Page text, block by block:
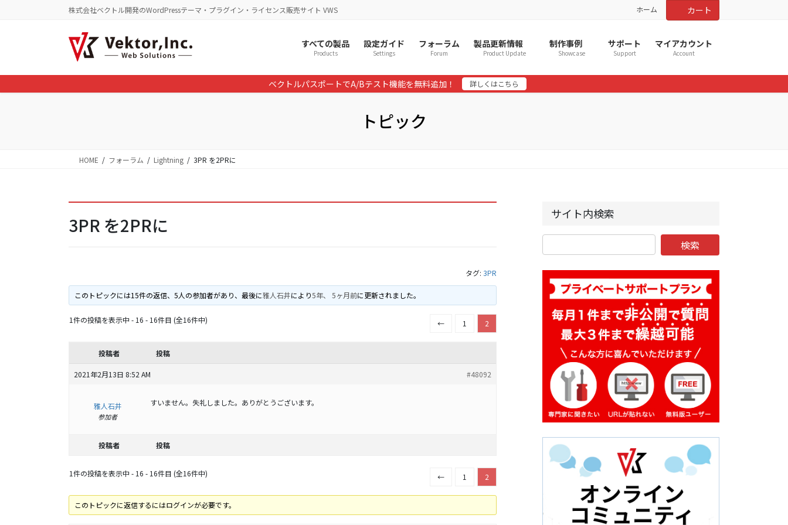
に
移
ョ
ン
株式会社ベクトル開発のWordPressテーマ・プラグイン・ライセンス販売サイト VWS ホーム カート
すべての製品
Products
設定ガイド
Settings
フォーラム
Forum
製品更新情報
Product Update
制作事例
Showcase
サポート
Support
マイアカウント
Account
ベクトルパスポートでA/Bテスト機能を無料追加！ 詳しくはこちら
トピック
HOME フォーラム Lightning 3PR を2PRに
3PR を2PRに
タグ: 3PR
このトピックには15件の返信、5人の参加者があり、最後に雅人石井により5年、 5ヶ月前に更新されました。
1件の投稿を表示中 - 16 - 16件目 (全16件中) ← 1 2
投稿者 投稿
2021年2月13日 8:52 AM #48092
雅人石井
参加者
すいません。失礼しました。ありがとうございます。
投稿者 投稿
1件の投稿を表示中 - 16 - 16件目 (全16件中) ← 1 2
このトピックに返信するにはログインが必要です。
サイト内検索